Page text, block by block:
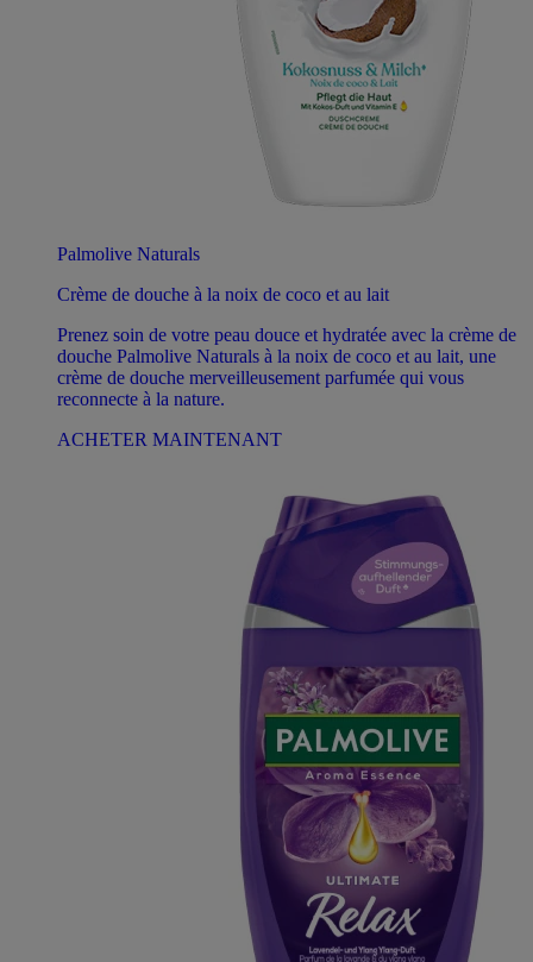
Palmolive Naturals
Crème de douche à la noix de coco et au lait
Prenez soin de votre peau douce et hydratée avec la crème de
douche Palmolive Naturals à la noix de coco et au lait, une
crème de douche merveilleusement parfumée qui vous
reconnecte à la nature.
ACHETER MAINTENANT